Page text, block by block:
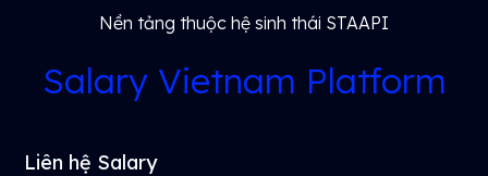
Nền tảng thuộc hệ sinh thái STAAPI
Salary Vietnam Platform
Liên hệ Salary